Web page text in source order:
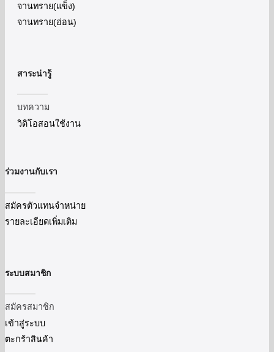
จานทราย(แข็ง)
จานทราย(อ่อน)
สาระน่ารู้
บทความ
วิดิโอสอนใช้งาน
ร่วมงานกับเรา
สมัครตัวแทนจำหน่าย
รายละเอียดเพิ่มเติม
ระบบสมาชิก
สมัครสมาชิก
เข้าสู่ระบบ
ตะกร้าสินค้า